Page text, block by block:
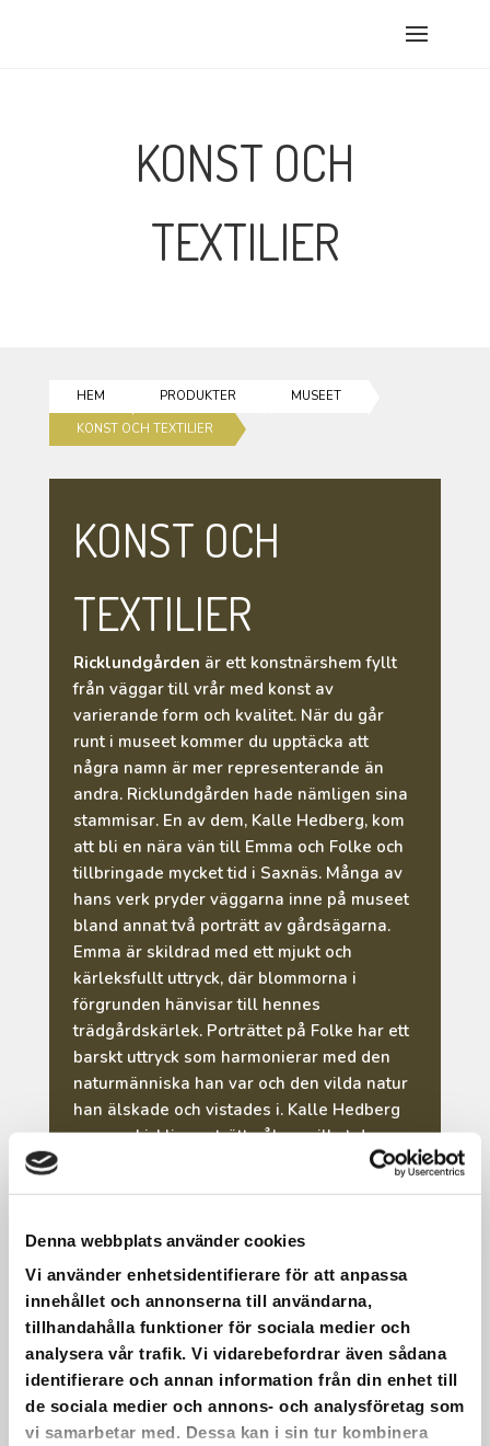
Denna webbplats använder cookies
Vi använder enhetsidentifierare för att anpassa
innehållet och annonserna till användarna,
tillhandahålla funktioner för sociala medier och
analysera vår trafik. Vi vidarebefordrar även sådana
identifierare och annan information från din enhet till
de sociala medier och annons- och analysföretag som
vi samarbetar med. Dessa kan i sin tur kombinera
KONST OCH
TEXTILIER
HEM PRODUKTER
MUSEET
KONST OCH TEXTILIER
KONST OCH
TEXTILIER
Ricklundgården är ett konstnärshem fyllt
från väggar till vrår med konst av
varierande form och kvalitet. När du går
runt i museet kommer du upptäcka att
några namn är mer representerande än
andra. Ricklundgården hade nämligen sina
stammisar. En av dem, Kalle Hedberg, kom
att bli en nära vän till Emma och Folke och
tillbringade mycket tid i Saxnäs. Många av
hans verk pryder väggarna inne på museet
bland annat två porträtt av gårdsägarna.
Emma är skildrad med ett mjukt och
kärleksfullt uttryck, där blommorna i
förgrunden hänvisar till hennes
trädgårdskärlek. Porträttet på Folke har ett
barskt uttryck som harmonierar med den
naturmänniska han var och den vilda natur
han älskade och vistades i. Kalle Hedberg
var en skicklig porträttmålare vilket dessa
gäst på gården, med ett abstrakt formspråk
natur” de krafter som kan styra över detta
landskap. ”Marsfjället” en målning av
Helmer Osslund, visar upp en mer foglig
sida av denna natur.
Andra kända konstnärer är Asger Jorn,
medlem i Cobra-gruppen som har lämnat